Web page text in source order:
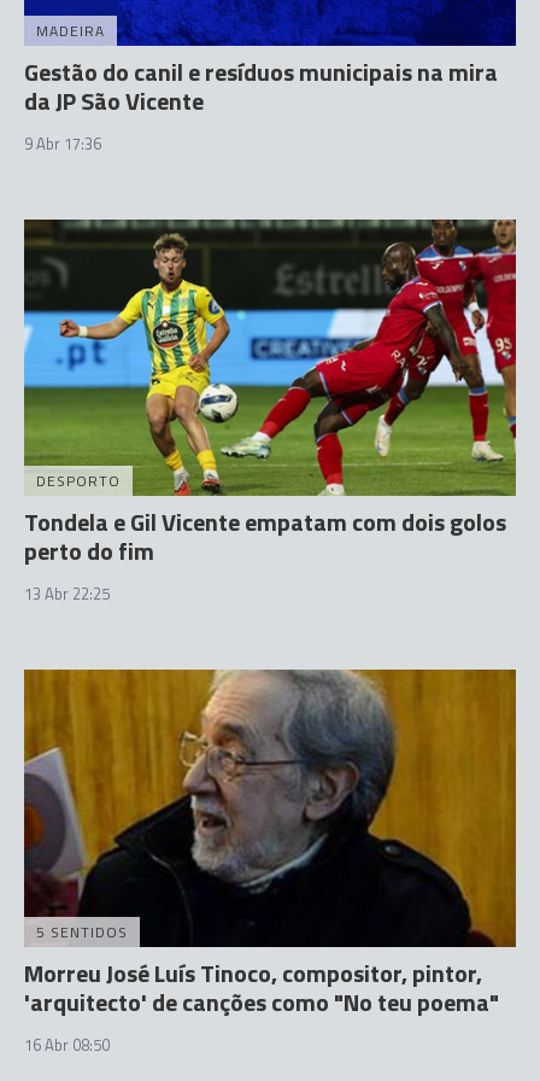
MADEIRA
Gestão do canil e resíduos municipais na mira
da JP São Vicente
9 Abr 17:36
DESPORTO
Tondela e Gil Vicente empatam com dois golos
perto do fim
13 Abr 22:25
5 SENTIDOS
Morreu José Luís Tinoco, compositor, pintor,
'arquitecto' de canções como "No teu poema"
16 Abr 08:50